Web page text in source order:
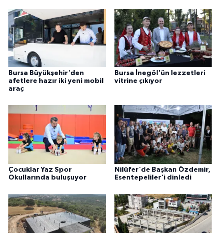
Bursa Büyükşehir'den
afetlere hazır iki yeni mobil
araç
Bursa İnegöl'ün lezzetleri
vitrine çıkıyor
Çocuklar Yaz Spor
Okullarında buluşuyor
Nilüfer'de Başkan Özdemir,
Esentepeliler'i dinledi